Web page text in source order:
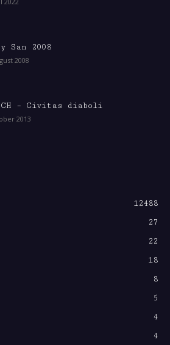
San 2008
2008
– Civitas diaboli
2013
12488
27
22
18
8
5
4
4